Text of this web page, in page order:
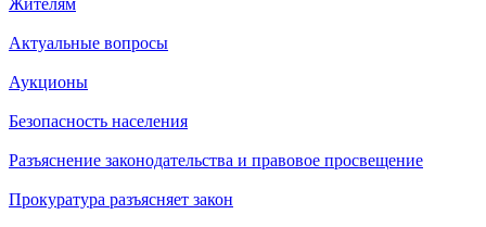
Жителям
Актуальные вопросы
Аукционы
Безопасность населения
Разъяснение законодательства и правовое просвещение
Прокуратура разъясняет закон